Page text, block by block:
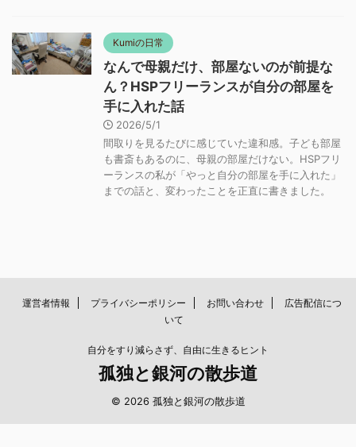
Kumiの日常
なんで母親だけ、部屋ないのが前提な
ん？HSPフリーランスが自分の部屋を
手に入れた話
2026/5/1
間取りを見るたびに感じていた違和感。子ども部屋
も書斎もあるのに、母親の部屋だけない。HSPフリ
ーランスの私が「やっと自分の部屋を手に入れた」
までの話と、変わったことを正直に書きました。
運営者情報 プライバシーポリシー お問い合わせ
広告配信につ
いて
自分をすり減らさず、自由に生きるヒント
孤独と銀河の散歩道
© 2026 孤独と銀河の散歩道